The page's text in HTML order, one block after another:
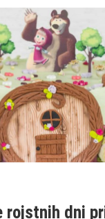
rojstnih dni